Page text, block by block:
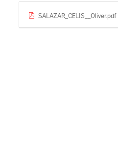
SALAZAR_CELIS__Oliver.pdf